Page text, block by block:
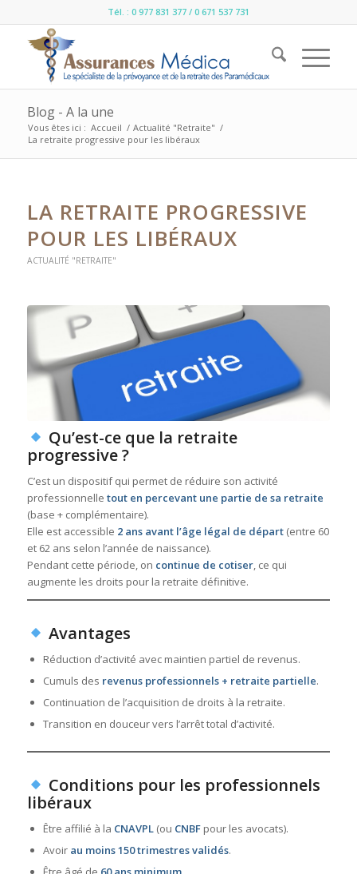
Tél. : 0 977 831 377 / 0 671 537 731
Blog - A la une
Vous êtes ici : Accueil / Actualité "Retraite" /
La retraite progressive pour les libéraux
LA RETRAITE PROGRESSIVE
POUR LES LIBÉRAUX
ACTUALITÉ "RETRAITE"
Qu’est-ce que la retraite
progressive ?
C’est un dispositif qui permet de réduire son activité
professionnelle tout en percevant une partie de sa retraite
(base + complémentaire).
Elle est accessible 2 ans avant l’âge légal de départ(entre 60
et 62 ans selon l’année de naissance).
Pendant cette période, on continue de cotiser, ce qui
augmente les droits pour la retraite définitive.
Avantages
Réduction d’activité avec maintien partiel de revenus.
Cumuls des revenus professionnels + retraite partielle.
Continuation de l’acquisition de droits à la retraite.
Transition en douceur vers l’arrêt total d’activité.
Conditions pour les professionnels
libéraux
Être affilié à la CNAVPL(ou CNBFpour les avocats).
Avoir au moins 150 trimestres validés.